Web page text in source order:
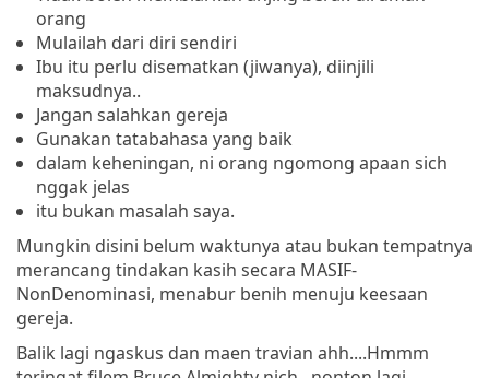
orang
Mulailah dari diri sendiri
Ibu itu perlu disematkan (jiwanya), diinjili
maksudnya..
Jangan salahkan gereja
Gunakan tatabahasa yang baik
dalam keheningan, ni orang ngomong apaan sich
nggak jelas
itu bukan masalah saya.
Mungkin disini belum waktunya atau bukan tempatnya
merancang tindakan kasih secara MASIF-
NonDenominasi, menabur benih menuju keesaan
gereja.
Balik lagi ngaskus dan maen travian ahh....Hmmm